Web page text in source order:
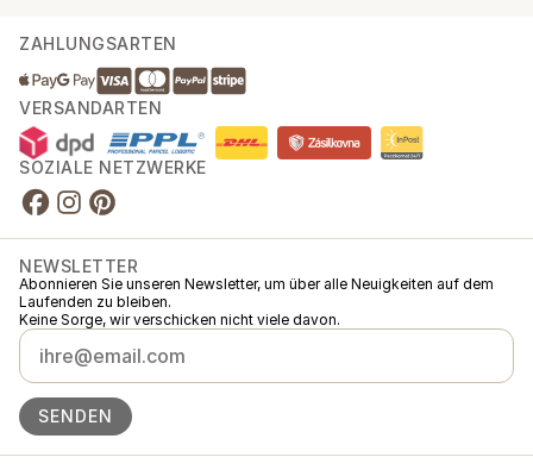
ZAHLUNGSARTEN
VERSANDARTEN
SOZIALE NETZWERKE
NEWSLETTER
Abonnieren Sie unseren Newsletter, um über alle Neuigkeiten auf dem
Laufenden zu bleiben.
Keine Sorge, wir verschicken nicht viele davon.
SENDEN